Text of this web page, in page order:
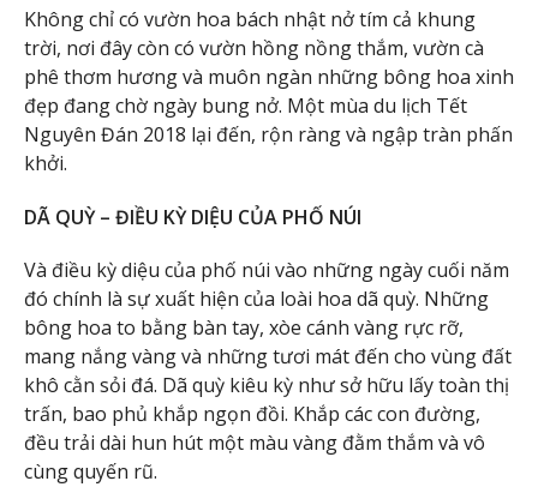
Không chỉ có vườn hoa bách nhật nở tím cả khung
trời, nơi đây còn có vườn hồng nồng thắm, vườn cà
phê thơm hương và muôn ngàn những bông hoa xinh
đẹp đang chờ ngày bung nở. Một mùa du lịch Tết
Nguyên Đán 2018 lại đến, rộn ràng và ngập tràn phấn
khởi.
DÃ QUỲ – ĐIỀU KỲ DIỆU CỦA PHỐ NÚI
Và điều kỳ diệu của phố núi vào những ngày cuối năm
đó chính là sự xuất hiện của loài hoa dã quỳ. Những
bông hoa to bằng bàn tay, xòe cánh vàng rực rỡ,
mang nắng vàng và những tươi mát đến cho vùng đất
khô cằn sỏi đá. Dã quỳ kiêu kỳ như sở hữu lấy toàn thị
trấn, bao phủ khắp ngọn đồi. Khắp các con đường,
đều trải dài hun hút một màu vàng đằm thắm và vô
cùng quyến rũ.